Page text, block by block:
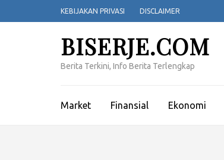
ke
KEBIJAKAN PRIVASI DISCLAIMER
BISERJE.COM
Berita Terkini, Info Berita Terlengkap
Market Finansial Ekonomi